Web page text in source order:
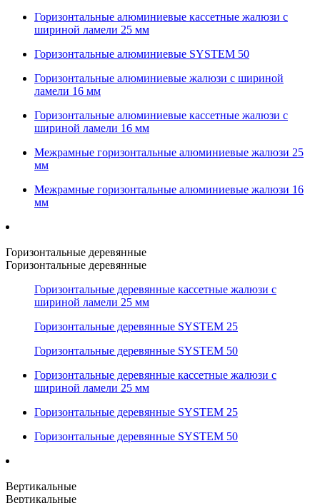
Горизонтальные алюминиевые кассетные жалюзи с
шириной ламели 25 мм
Горизонтальные алюминиевые SYSTEM 50
Горизонтальные алюминиевые жалюзи с шириной
ламели 16 мм
Горизонтальные алюминиевые кассетные жалюзи с
шириной ламели 16 мм
Межрамные горизонтальные алюминиевые жалюзи 25
мм
Межрамные горизонтальные алюминиевые жалюзи 16
мм
Горизонтальные деревянные
Горизонтальные деревянные
Горизонтальные деревянные кассетные жалюзи с
шириной ламели 25 мм
Горизонтальные деревянные SYSTEM 25
Горизонтальные деревянные SYSTEM 50
Горизонтальные деревянные кассетные жалюзи с
шириной ламели 25 мм
Горизонтальные деревянные SYSTEM 25
Горизонтальные деревянные SYSTEM 50
Вертикальные
Вертикальные